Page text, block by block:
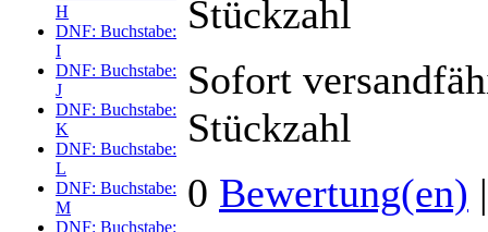
H
DNF: Buchstabe:
I
DNF: Buchstabe:
J
DNF: Buchstabe:
K
DNF: Buchstabe:
L
DNF: Buchstabe:
M
DNF: Buchstabe:
Sofort
Stückzahl
0 Bewertung(en)